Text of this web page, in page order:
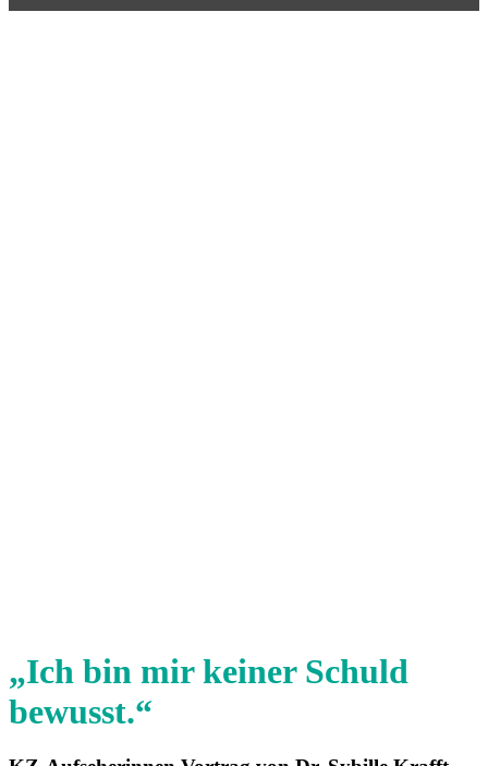
„Ich bin mir keiner Schuld
bewusst.“